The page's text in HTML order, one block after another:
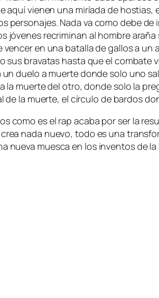
aquí vie­nen una mi­ría­da de
per­so­na­jes. Nada va co­mo de­be
jó­ve­nes re­cri­mi­nan al hom­bre
ven­cer en una ba­ta­lla de ga­llos a
sus bra­va­tas has­ta que el com­ba­te
due­lo a muer­te don­de so­lo uno
la muer­te del otro, don­de so­lo la
la muer­te, el círcu­lo de bar­dos
co­mo es el rap aca­ba por ser la
na­da nue­vo, to­do es una
nue­va mues­ca en los in­ven­tos de